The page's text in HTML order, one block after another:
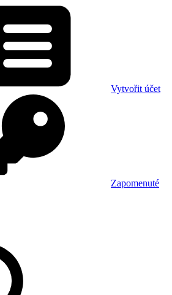
Vytvořit účet
Zapomenuté